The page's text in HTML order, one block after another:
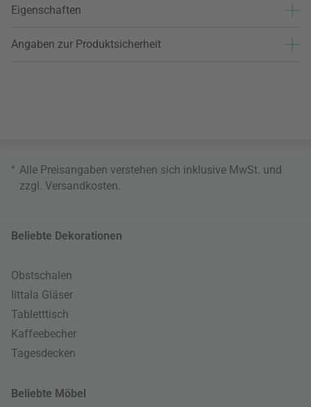
Eigenschaften
Angaben zur Produktsicherheit
* Alle Preisangaben verstehen sich inklusive MwSt. und
zzgl. Versandkosten
Beliebte Dekorationen
Obstschalen
Iittala Gläser
Tabletttisch
Kaffeebecher
Tagesdecken
Beliebte Möbel